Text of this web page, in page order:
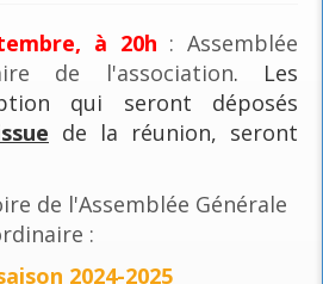
à 20h : Assemblée
de l'association. Les
qui seront déposés
de la réunion, seront
de l'Assemblée Générale
:
2024-2025